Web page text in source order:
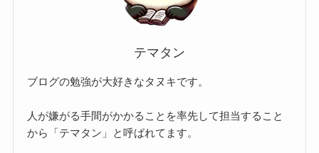
テマタン
ブログの勉強が大好きなタヌキです。
人が嫌がる手間がかかることを率先して担当すること
から「テマタン」と呼ばれてます。